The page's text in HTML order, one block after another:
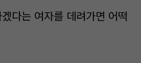
다는 여자를 데려가면 어떡